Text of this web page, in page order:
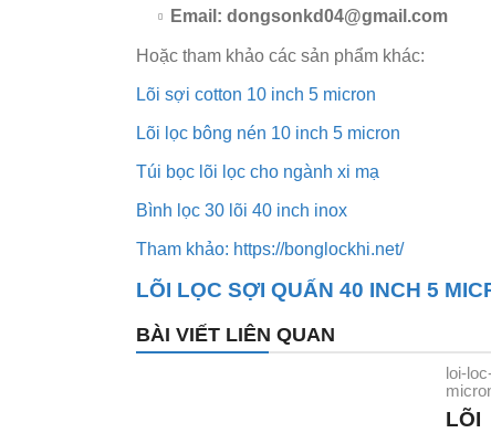
Email: dongsonkd04@gmail.com
Hoặc tham khảo các sản phẩm khác:
Lõi sợi cotton 10 inch 5 micron
Lõi lọc bông nén 10 inch 5 micron
Túi bọc lõi lọc cho ngành xi mạ
Bình lọc 30 lõi 40 inch inox
Tham khảo: https://bonglockhi.net/
LÕI LỌC SỢI QUẤN 40 INCH 5
BÀI VIẾT LIÊN QUAN
loi-